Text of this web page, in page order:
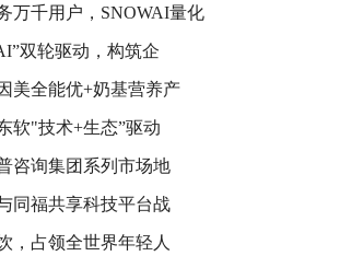
万千用户，SNOWAI量化
双轮驱动，构筑企
美全能优+奶基营养产
软"技术+生态”驱动
咨询集团系列市场地
同福共享科技平台战
，占领全世界年轻人